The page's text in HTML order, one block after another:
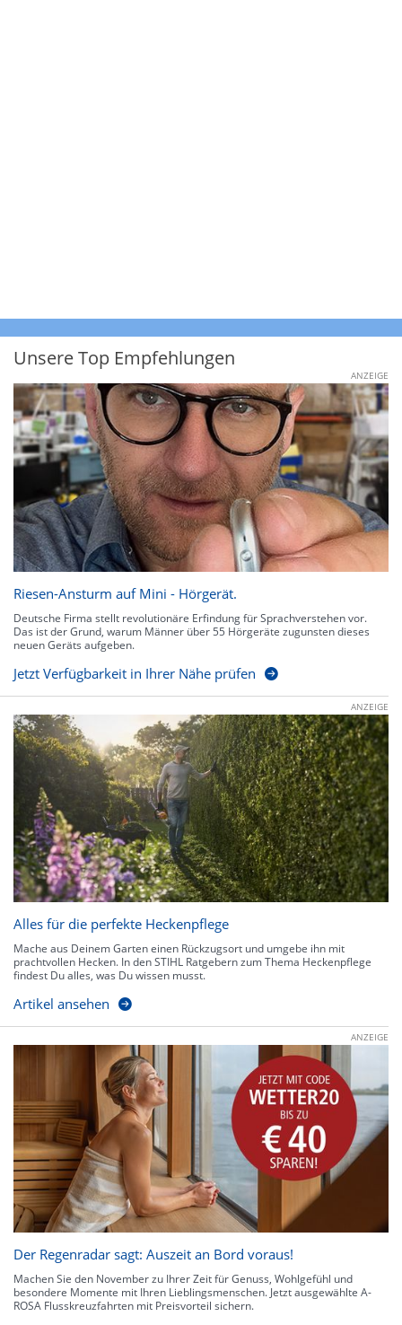
Unsere Top Empfehlungen
ANZEIGE
Riesen-Ansturm auf Mini - Hörgerät.
Deutsche Firma stellt revolutionäre Erfindung für Sprachverstehen vor.
Das ist der Grund, warum Männer über 55 Hörgeräte zugunsten dieses
neuen Geräts aufgeben.
Jetzt Verfügbarkeit in Ihrer Nähe prüfen
ANZEIGE
Alles für die perfekte Heckenpflege
Mache aus Deinem Garten einen Rückzugsort und umgebe ihn mit
prachtvollen Hecken. In den STIHL Ratgebern zum Thema Heckenpflege
findest Du alles, was Du wissen musst.
Artikel ansehen
ANZEIGE
Der Regenradar sagt: Auszeit an Bord voraus!
Machen Sie den November zu Ihrer Zeit für Genuss, Wohlgefühl und
besondere Momente mit Ihren Lieblingsmenschen. Jetzt ausgewählte A-
ROSA Flusskreuzfahrten mit Preisvorteil sichern.